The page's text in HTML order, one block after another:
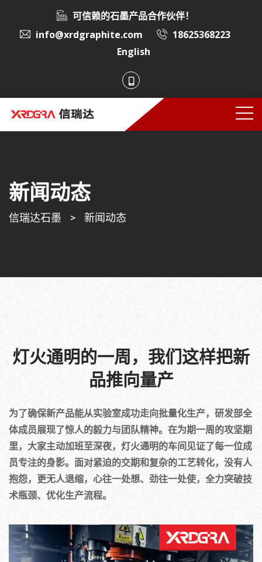
可信赖的石墨产品合作伙伴！
info@xrdgraphite.com
18625368223
English
新闻动态
信瑞达石墨 > 新闻动态
灯火通明的一周，我们这样把新
品推向量产
为了确保新产品能从实验室成功走向批量化生产，研发部全
体成员展现了惊人的毅力与团队精神。在为期一周的攻坚期
里，大家主动加班至深夜，灯火通明的车间见证了每一位成
员专注的身影。面对紧迫的交期和复杂的工艺转化，没有人
抱怨，更无人退缩，心往一处想、劲往一处使，全力突破技
术瓶颈、优化生产流程。